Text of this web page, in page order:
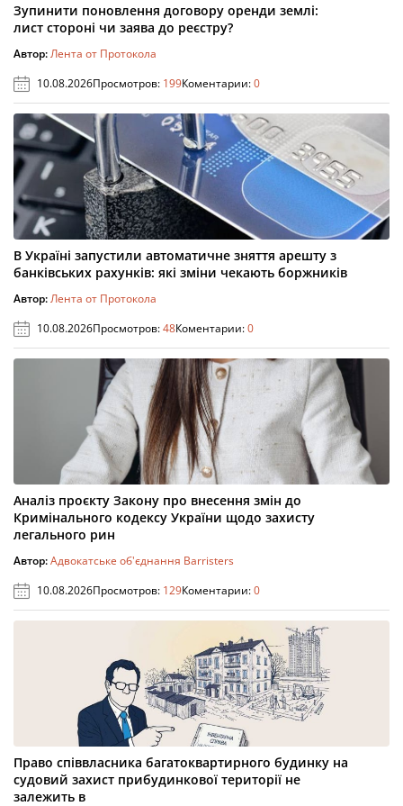
Зупинити поновлення договору оренди землі:
лист стороні чи заява до реєстру?
Автор:Лента от Протокола
10.08.2026Просмотров: 199Коментарии:0
В Україні запустили автоматичне зняття арешту з
банківських рахунків: які зміни чекають боржників
Автор:Лента от Протокола
10.08.2026Просмотров:48Коментарии:0
Аналіз проєкту Закону про внесення змін до
Кримінального кодексу України щодо захисту
легального рин
Автор:Адвокатське об'єднання Barristers
10.08.2026Просмотров: 129Коментарии:0
Право співвласника багатоквартирного будинку на
судовий захист прибудинкової території не
залежить в